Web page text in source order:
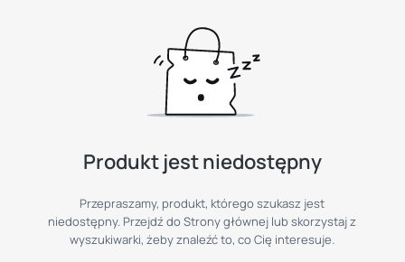
Produkt jest niedostępny
Przepraszamy, produkt, którego szukasz jest
niedostępny. Przejdź do Strony głównej lub skorzystaj z
wyszukiwarki, żeby znaleźć to, co Cię interesuje.